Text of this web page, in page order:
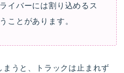
イバーには割り込めるス
ことがあります。
うと、トラックは止まれず